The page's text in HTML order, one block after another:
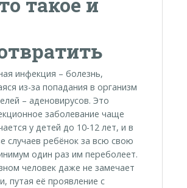
инфекция – болезнь,
из-за попадания в организм
– аденовирусов. Это
заболевание чаще
у детей до 10-12 лет, и в
случаев ребёнок за всю свою
один раз им переболеет.
человек даже не замечает
путая её проявление с